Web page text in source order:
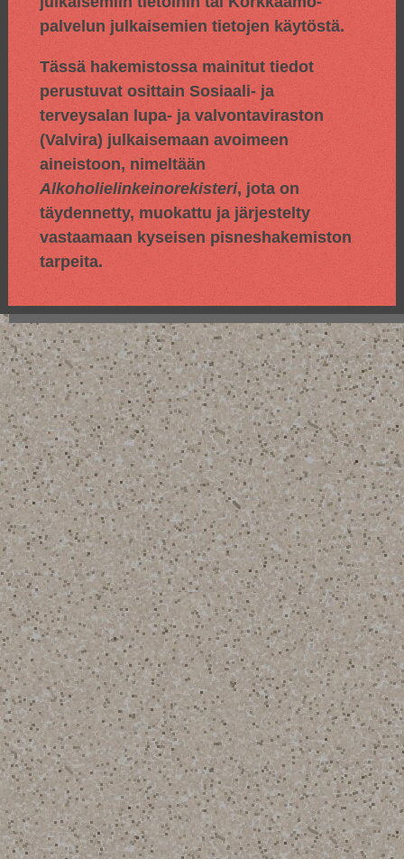
palvelun julkaisemien tietojen käytöstä.
Tässä hakemistossa mainitut tiedot
perustuvat osittain Sosiaali- ja
terveysalan lupa- ja valvontaviraston
(Valvira) julkaisemaan avoimeen
aineistoon, nimeltään
Alkoholielinkeinorekisteri, jota on
täydennetty, muokattu ja järjestelty
vastaamaan kyseisen pisneshakemiston
tarpeita.